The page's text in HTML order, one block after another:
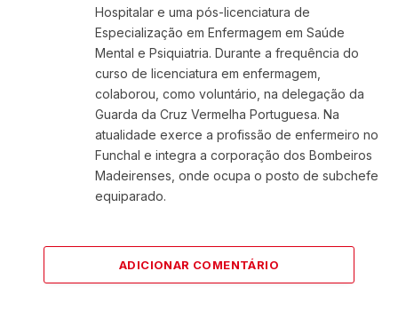
Hospitalar e uma pós-licenciatura de
Especialização em Enfermagem em Saúde
Mental e Psiquiatria. Durante a frequência do
curso de licenciatura em enfermagem,
colaborou, como voluntário, na delegação da
Guarda da Cruz Vermelha Portuguesa. Na
atualidade exerce a profissão de enfermeiro no
Funchal e integra a corporação dos Bombeiros
Madeirenses, onde ocupa o posto de subchefe
equiparado.
ADICIONAR COMENTÁRIO